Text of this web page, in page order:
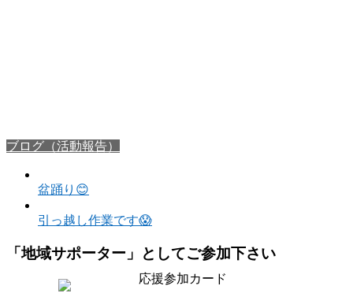
ブログ（活動報告）
盆踊り😊
引っ越し作業です😱
「地域サポーター」としてご参加下さい